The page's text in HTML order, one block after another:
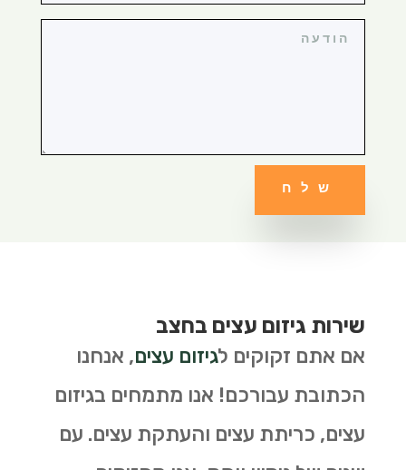
שלח
שירות גיזום עצים בחצב
אם אתם זקוקים לגיזום עצים, אנחנו
הכתובת עבורכם! אנו מתמחים בגיזום
עצים, כריתת עצים והעתקת עצים. עם